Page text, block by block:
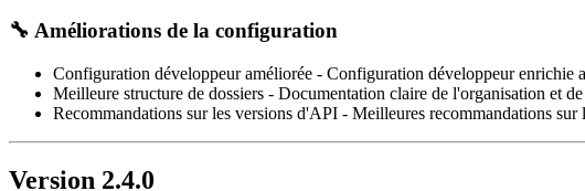
🔧 Améliorations de la configuration
Configuration développeur améliorée - Configuration développeur enrichie
Meilleure structure de dossiers - Documentation claire de l'organisation et
Recommandations sur les versions d'API - Meilleures recommandations
Version 2.4.0